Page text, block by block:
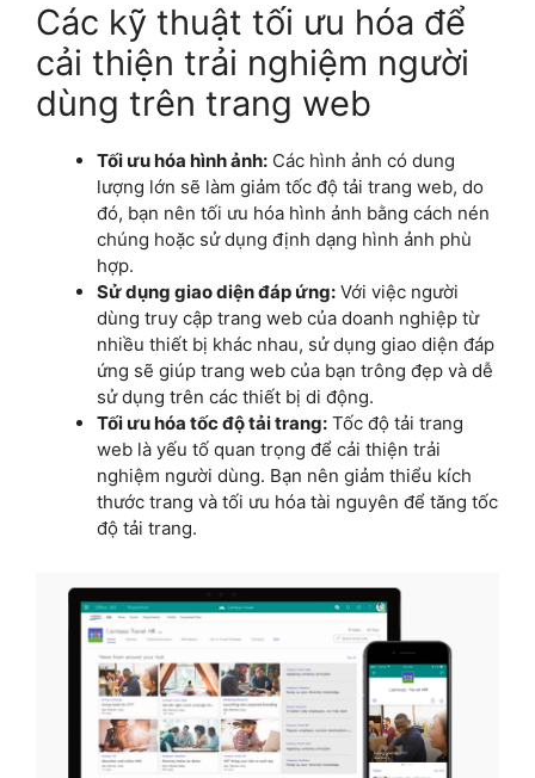
Các kỹ thuật tối ưu hóa để
cải thiện trải nghiệm người
dùng trên trang web
Tối ưu hóa hình ảnh: Các hình ảnh có dung
lượng lớn sẽ làm giảm tốc độ tải trang web, do
đó, bạn nên tối ưu hóa hình ảnh bằng cách nén
chúng hoặc sử dụng định dạng hình ảnh phù
hợp.
Sử dụng giao diện đáp ứng: Với việc người
dùng truy cập trang web của doanh nghiệp từ
nhiều thiết bị khác nhau, sử dụng giao diện đáp
ứng sẽ giúp trang web của bạn trông đẹp và dễ
sử dụng trên các thiết bị di động.
Tối ưu hóa tốc độ tải trang: Tốc độ tải trang
web là yếu tố quan trọng để cải thiện trải
nghiệm người dùng. Bạn nên giảm thiểu kích
thước trang và tối ưu hóa tài nguyên để tăng tốc
độ tải trang.